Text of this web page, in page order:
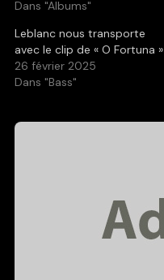
Dans "Albums"
Leblanc nous transporte
avec le clip de « O Fortuna »
26 février 2025
Dans "Bass"